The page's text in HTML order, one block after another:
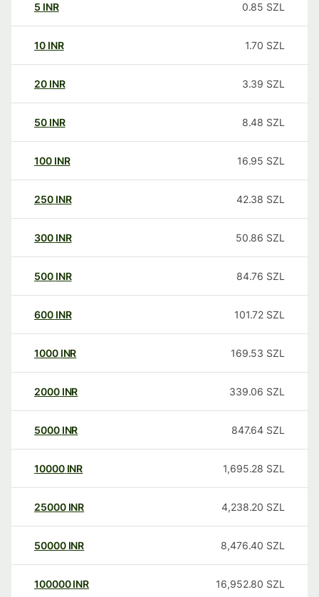
5 INR 0.85 SZL
10 INR 1.70 SZL
20 INR 3.39 SZL
50 INR 8.48 SZL
100 INR 16.95 SZL
250 INR 42.38 SZL
300 INR 50.86 SZL
500 INR 84.76 SZL
600 INR 101.72 SZL
1000 INR 169.53 SZL
2000 INR 339.06 SZL
5000 INR 847.64 SZL
10000 INR 1,695.28 SZL
25000 INR 4,238.20 SZL
50000 INR 8,476.40 SZL
100000 INR 16,952.80 SZL